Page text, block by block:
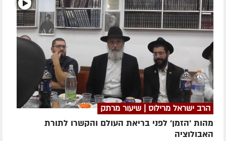
הרב ישראל מרילוס | שיעור מרתק
מהות 'הזמן' לפני בריאת העולם והקשרו לתורת
האבולוציה